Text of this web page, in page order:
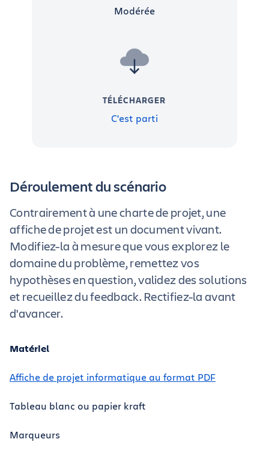
Modérée
TÉLÉCHARGER
C'est parti
Déroulement du scénario
Contrairement à une charte de projet, une
affiche de projet est un document vivant.
Modifiez-la à mesure que vous explorez le
domaine du problème, remettez vos
hypothèses en question, validez des solutions
et recueillez du feedback. Rectifiez-la avant
d'avancer.
Matériel
Affiche de projet informatique au format PDF
Tableau blanc ou papier kraft
Marqueurs